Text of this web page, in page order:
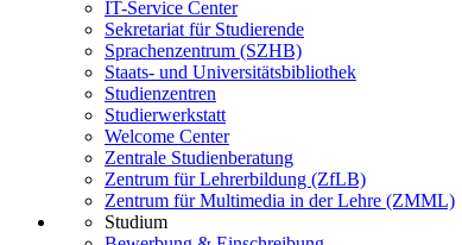
IT-Service Center
Sekretariat für Studierende
Sprachenzentrum (SZHB)
Staats- und Universitätsbibliothek
Studienzentren
Studierwerkstatt
Welcome Center
Zentrale Studienberatung
Zentrum für Lehrerbildung (ZfLB)
Zentrum für Multimedia in der Lehre (ZMML)
Studium